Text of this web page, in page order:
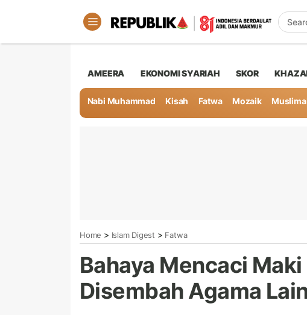
AMEERA EKONOMI SYARIAH SKOR
Nabi Muhammad Kisah Fatwa Mozaik
Home > Islam Digest > Fatwa
Bahaya Mencaci
Disembah Agama